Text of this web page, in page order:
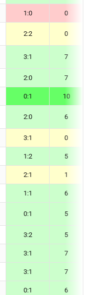
1:0 0
2:2 0
3:1 7
2:0 7
0:1 10
2:0 6
3:1 0
1:2 5
2:1 1
1:1 6
0:1 5
3:2 5
3:1 7
3:1 7
0:1 6